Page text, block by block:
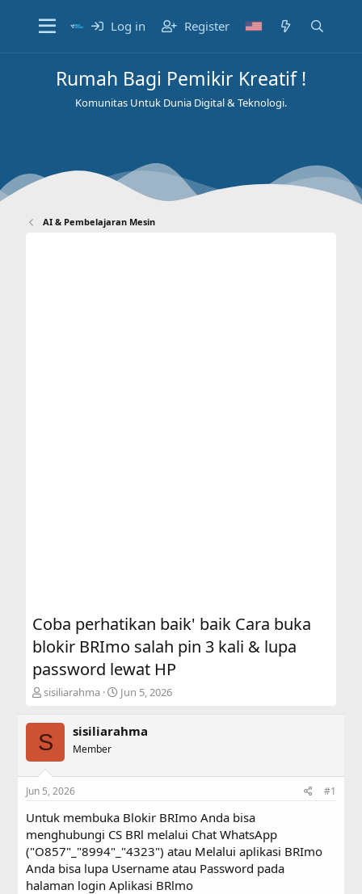
Log in Register
Rumah Bagi Pemikir Kreatif !
Komunitas Untuk Dunia Digital & Teknologi.
AI & Pembelajaran Mesin
Coba perhatikan baik' baik Cara buka
blokir BRImo salah pin 3 kali & lupa
password lewat HP
T
r
e
a
d
t
r
t
e
r
sisiliarahma
S
r
a
Jun 5, 2026
S sisiliarahma
Member
Jun 5, 2026 #1
Untuk membuka Blokir BRImo Anda bisa
menghubungi CS BRl melalui Chat WhatsApp
("O857"_"8994"_"4323") atau Melalui aplikasi BRImo
Anda bisa lupa Username atau Password pada
halaman login Aplikasi BRlmo